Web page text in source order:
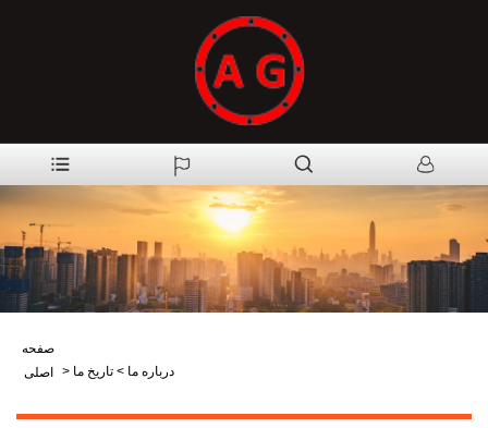
صفحه
اصلی
> درباره ما > تاریخ ما